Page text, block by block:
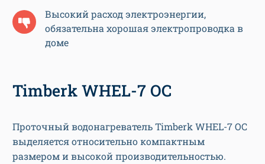
Высокий расход электроэнергии,
обязательна хорошая электропроводка в
доме
Timberk WHEL-7 OC
Проточный водонагреватель Timberk WHEL-7 OC
выделяется относительно компактным
размером и высокой производительностью.